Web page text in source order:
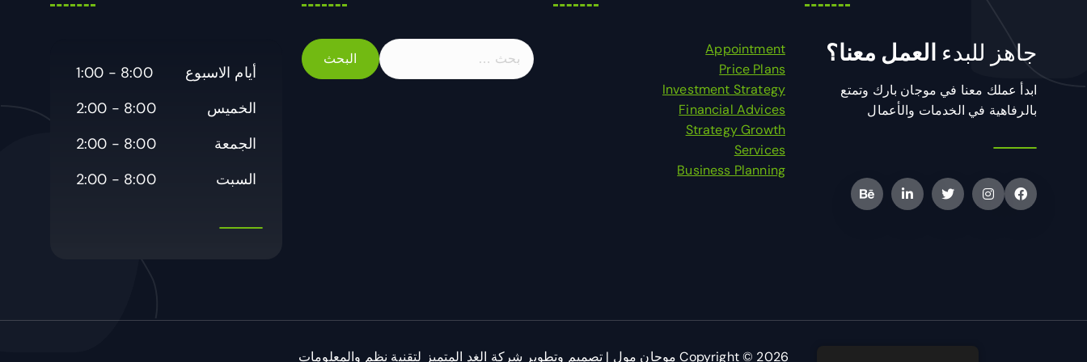
جاهز للبدء العمل معنا؟
ابدأ عملك معنا في موجان بارك وتمتع
بالرفاهية في الخدمات والأعمال
Appointment
Price Plans
Investment Strategy
Financial Advices
Strategy Growth
Services
Business Planning
ا
ل
أيام الاسبوع
8:00 - 1:00
الخميس
8:00 - 2:00
الجمعة
8:00 - 2:00
السبت
8:00 - 2:00
Copyright © 2026 موجان مول | تصميم وتطوير شركة الغد المتميز لتقنية نظم والمعلومات